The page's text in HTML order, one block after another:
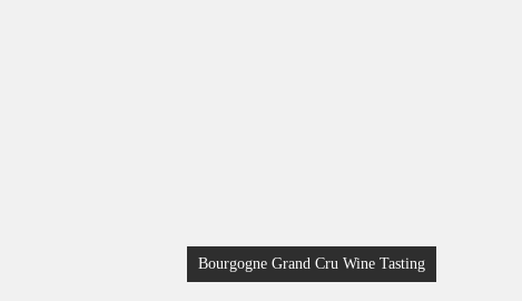
Bourgogne Grand Cru Wine Tasting